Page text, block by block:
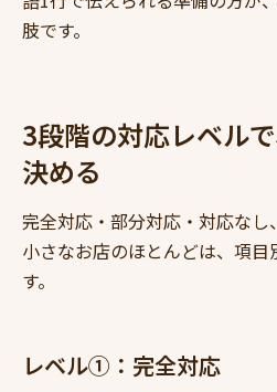
肢です。
3段階の対応レベル
決める
完全対応・部分対応・対応なし
小さなお店のほとんどは、項
す。
レベル①：完全対応